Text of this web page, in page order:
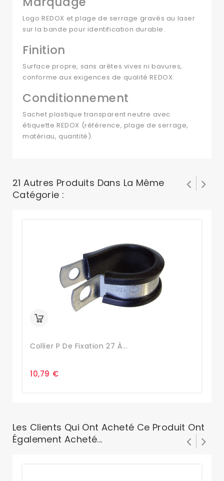
Logo REDOX et plage de serrage gravés au laser
sur la bande pour identification durable.
Finition
Surface propre, sans arêtes vives ni bavures,
conforme aux exigences de qualité REDOX.
Conditionnement
Sachet plastique transparent neutre avec
étiquette REDOX (référence, plage de serrage,
matériau, quantité).
21 Autres Produits Dans La Même
Catégorie :
Collier P De Fixation 27 À...
10,79 €
Les Clients Qui Ont Acheté Ce Produit Ont
Également Acheté...